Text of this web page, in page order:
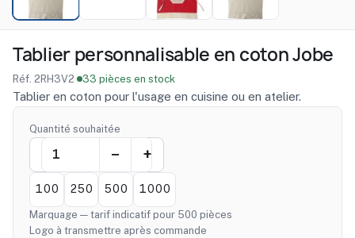
Tablier personnalisable en coton Jobe
Réf. 2RH3V2· 33 pièces en stock
Tablier en coton pour l'usage en cuisine ou en atelier.
Quantité souhaitée
100 250 500 1000
Marquage — tarif indicatif pour 500 pièces
Logo à transmettre après commande